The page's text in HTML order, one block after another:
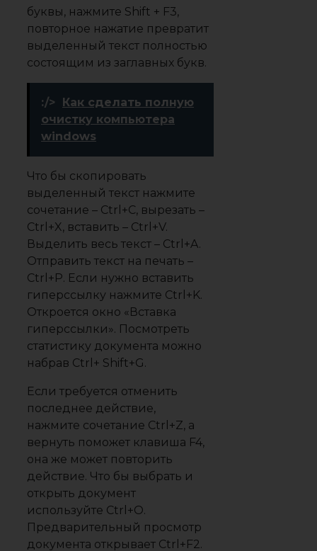
буквы, нажмите Shift + F3,
повторное нажатие превратит
выделенный текст полностью
состоящим из заглавных букв.
:/>
Как сделать полную
очистку компьютера
windows
Что бы скопировать
выделенный текст нажмите
сочетание – Ctrl+C, вырезать –
Ctrl+X, вставить – Ctrl+V.
Выделить весь текст – Ctrl+A.
Отправить текст на печать –
Ctrl+P. Если нужно вставить
гиперссылку нажмите Ctrl+K.
Откроется окно «Вставка
гиперссылки». Посмотреть
статистику документа можно
набрав Ctrl+ Shift+G.
Если требуется отменить
последнее действие,
нажмите сочетание Ctrl+Z, а
вернуть поможет клавиша F4,
она же может повторить
действие. Что бы выбрать и
открыть документ
используйте Ctrl+O.
Предварительный просмотр
документа открывает Ctrl+F2.